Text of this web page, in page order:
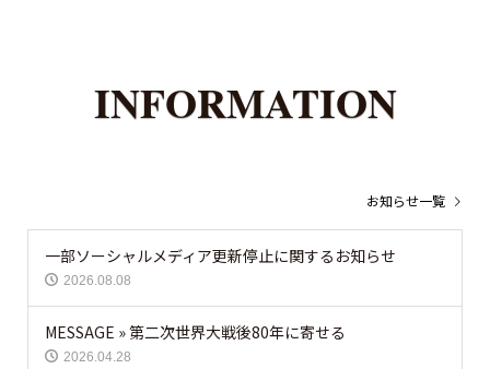
INFORMATION
お知らせ一覧
一部ソーシャルメディア更新停止に関するお知らせ
2026.08.08
MESSAGE » 第二次世界大戦後80年に寄せる
2026.04.28